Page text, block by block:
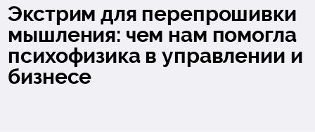
Экстрим для перепрошивки
мышления: чем нам помогла
психофизика в управлении и
бизнесе